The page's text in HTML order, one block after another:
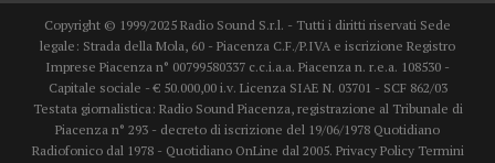
Copyright © 1999/2025 Radio Sound S.r.l. - Tutti i diritti riservati Sede
legale: Strada della Mola, 60 - Piacenza C.F./P.IVA e iscrizione Registro
Imprese Piacenza n° 00799580337 c.c.i.a.a. Piacenza n. r.e.a. 108530 -
Capitale sociale - € 50.000,00 i.v. Licenza SIAE N. 03701 - SCF 862/03
Testata giornalistica: Radio Sound Piacenza, registrazione al Tribunale di
Piacenza n° 293 - decreto di iscrizione del 19/06/1978 Quotidiano
Radiofonico dal 1978 - Quotidiano OnLine dal 2005. Privacy Policy Termini